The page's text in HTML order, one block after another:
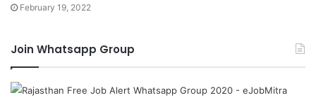
February 19, 2022
Join Whatsapp Group